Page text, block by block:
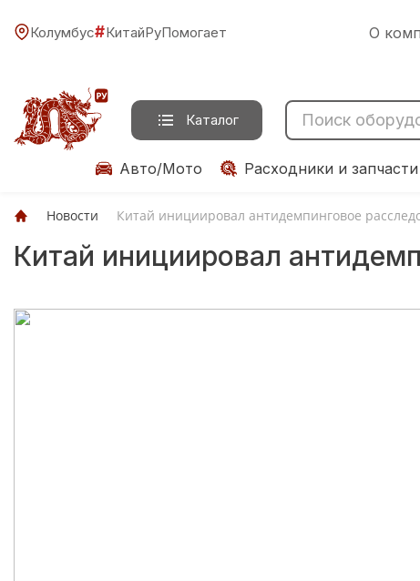
Колумбус#КитайРуПомогает О
Каталог
Авто/Мото Расходники и запчасти
Новости Китай инициировал антидемпинговое
Китай инициировал